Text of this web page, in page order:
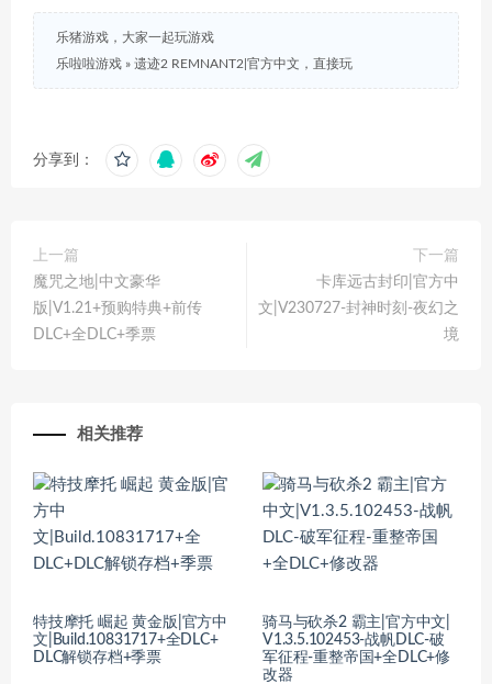
乐猪游戏，大家一起玩游戏
乐啦啦游戏 » 遗迹2 REMNANT2|官方中文，直接玩
分享到：
上一篇
魔咒之地|中文豪华
版|V1.21+预购特典+前传
DLC+全DLC+季票
下一篇
卡库远古封印|官方中
文|V230727-封神时刻-夜幻之
境
相关推荐
特技摩托 崛起 黄金版|官方中
文|Build.10831717+全DLC+
DLC解锁存档+季票
骑马与砍杀2 霸主|官方中文|
V1.3.5.102453-战帆DLC-破
军征程-重整帝国+全DLC+修
改器